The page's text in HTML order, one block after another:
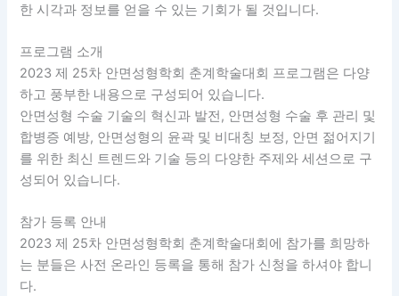
한 시각과 정보를 얻을 수 있는 기회가 될 것입니다.
프로그램 소개
2023 제 25차 안면성형학회 춘계학술대회 프로그램은 다양
하고 풍부한 내용으로 구성되어 있습니다.
안면성형 수술 기술의 혁신과 발전, 안면성형 수술 후 관리 및
합병증 예방, 안면성형의 윤곽 및 비대칭 보정, 안면 젊어지기
를 위한 최신 트렌드와 기술 등의 다양한 주제와 세션으로 구
성되어 있습니다.
참가 등록 안내
2023 제 25차 안면성형학회 춘계학술대회에 참가를 희망하
는 분들은 사전 온라인 등록을 통해 참가 신청을 하셔야 합니
다.